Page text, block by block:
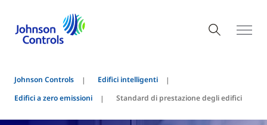
Johnson Controls
Edifici intelligenti
Edifici a zero emissioni
Standard di prestazione degli edifici